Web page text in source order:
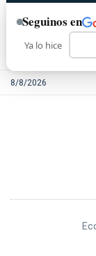
8/8/2026
Seguinos en
Ya lo hice